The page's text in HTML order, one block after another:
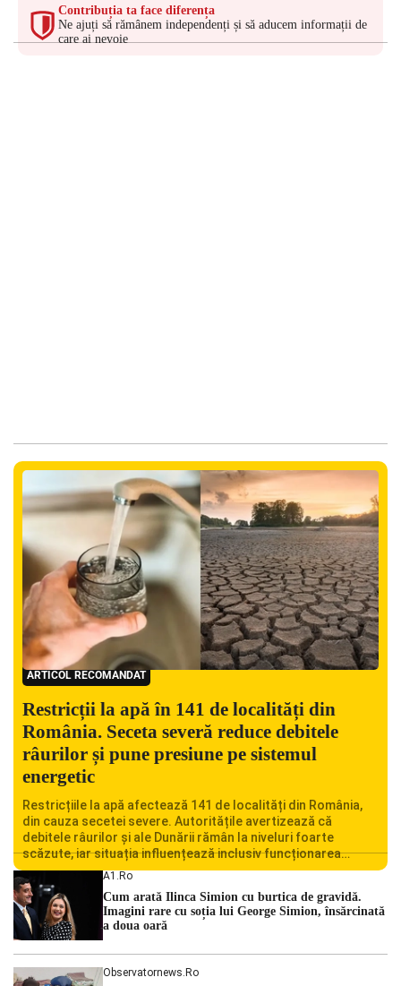
Contribuția ta face diferența
Ne ajuți să rămânem independenți și să aducem informații de
care ai nevoie
ARTICOL RECOMANDAT
Restricții la apă în 141 de localități din
România. Seceta severă reduce debitele
râurilor și pune presiune pe sistemul
energetic
Restricțiile la apă afectează 141 de localități din România,
din cauza secetei severe. Autoritățile avertizează că
debitele râurilor și ale Dunării rămân la niveluri foarte
scăzute, iar situația influențează inclusiv funcționarea
Centralei Nucleare de la Cernavodă. România se confruntă
cu una dintre cele mai dificile perioade din punct de vedere
hidrologic din ultimii ani. Lipsa […]
A1.ro
Cum arată Ilinca Simion cu burtica de gravidă.
Imagini rare cu soția lui George Simion, însărcinată
a doua oară
Observatornews.ro